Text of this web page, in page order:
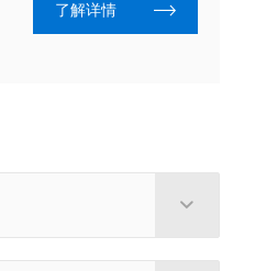
了解详情